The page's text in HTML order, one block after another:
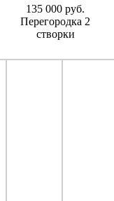
135 000 руб.
Перегородка 2
створки